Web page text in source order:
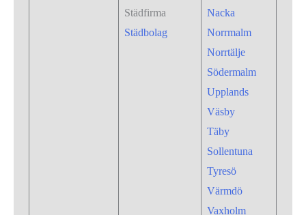
Städfirma
Städbolag
Nacka
Norrmalm
Norrtälje
Södermalm
Upplands
Väsby
Täby
Sollentuna
Tyresö
Värmdö
Vaxholm